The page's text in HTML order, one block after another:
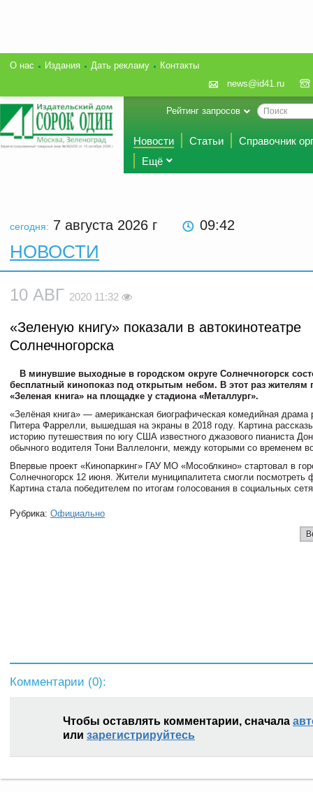
О нас Издания Дать рекламу
Контакты
news@id41.ru
Рейтинг запросов
Новости Статьи
Справочник
Ещё
сегодня: 7 августа 2026 г 09:42
НОВОСТИ
10 АВГ 2020 11:32
«Зеленую книгу» показали в автокинотеатре
Солнечногорска
В минувшие выходные в городском округе Солнечногорск
бесплатный кинопоказ под открытым небом. В этот раз жителям
«Зеленая книга» на площадке у стадиона «Металлург».
«Зелёная книга» — американская биографическая комедийная драма
Питера Фаррелли, вышедшая на экраны в 2018 году. Картина
историю путешествия по югу США известного джазового пианиста
обычного водителя Тони Валлелонги, между которыми со временем
Впервые проект «Кинопаркинг» ГАУ МО «Мособлкино» стартовал в
Солнечногорск 12 июня. Жители муниципалитета смогли
Картина стала победителем по итогам голосования в социальных
Рубрика: Официально
Комментарии (0):
Чтобы оставлять комментарии, сначала
или зарегистрируйтесь